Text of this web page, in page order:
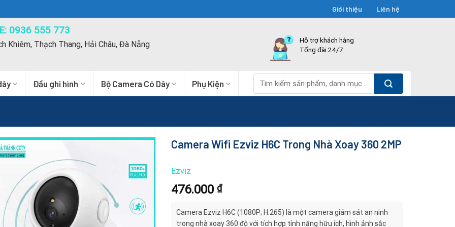
Giới thiệu Liên hệ
0936 555 773
Khiêm, Thạch Thang, Hải Châu, Đà Nẵng
Hỗ trợ khách hàng
Tổng đài 24/7
Đầu ghi hình Bộ Camera Có Dây Phụ Kiện
kiếm:
Camera Wifi Ezviz H6C Trong Nhà Xoay 360 2MP
Ezviz
476.000 ₫
Camera Ezviz H6C (1080P; H.265) là một camera giám sát an ninh
trong nhà xoay 360 độ với tích hợp tính năng hữu ích, hình ảnh sắc